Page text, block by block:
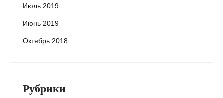
Июль 2019
Июнь 2019
Октябрь 2018
Рубрики